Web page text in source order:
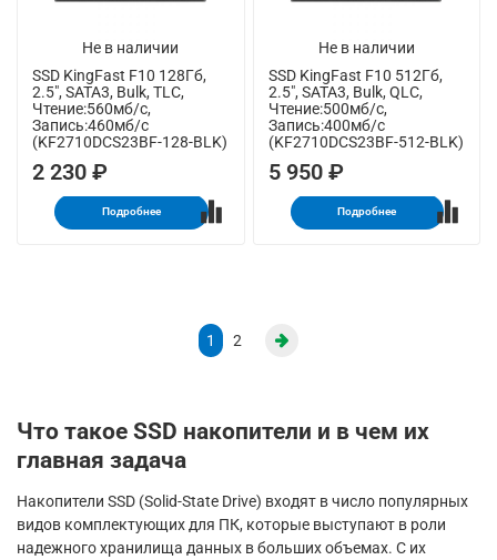
Не в наличии
SSD KingFast F10 128Гб,
2.5", SATA3, Bulk, TLC,
Чтение:560мб/с,
Запись:460мб/с
(KF2710DCS23BF-128-BLK)
2 230 ₽
Подробнее
Не в наличии
SSD KingFast F10 512Гб,
2.5", SATA3, Bulk, QLC,
Чтение:500мб/с,
Запись:400мб/с
(KF2710DCS23BF-512-BLK)
5 950 ₽
Подробнее
1 2
Что такое SSD накопители и в чем их
главная задача
Накопители SSD (Solid-State Drive) входят в число популярных
видов комплектующих для ПК, которые выступают в роли
надежного хранилища данных в больших объемах. С их